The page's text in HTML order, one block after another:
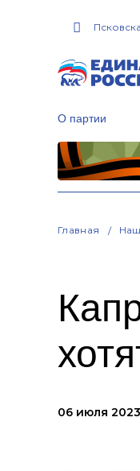
О партии
Главная
06 июля